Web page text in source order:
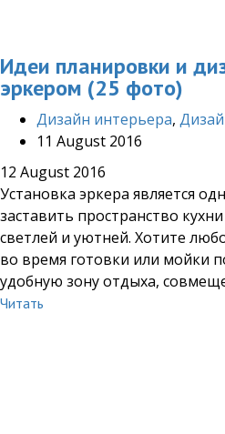
Идеи планировки и
эркером (25 фото)
Дизайн интерьера,
11 August 2016
12 August 2016
Установка эркера является
заставить пространство
светлей и уютней. Хотите
во время готовки или мойки
удобную зону отдыха,
Читать